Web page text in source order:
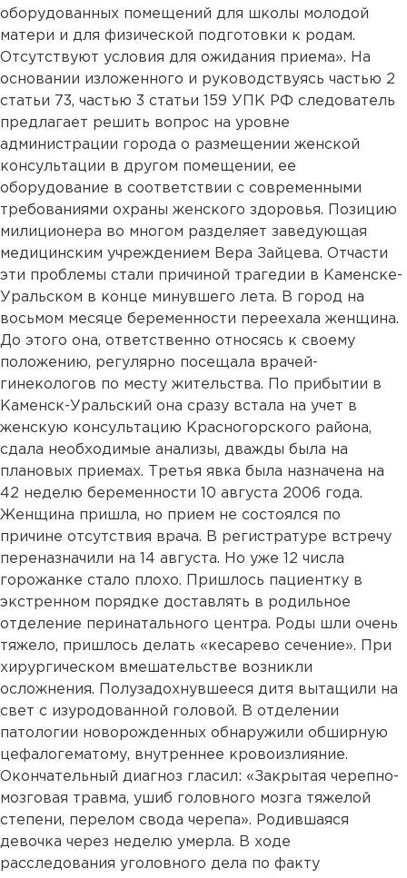
оборудованных помещений для школы молодой
матери и для физической подготовки к родам.
Отсутствуют условия для ожидания приема». На
основании изложенного и руководствуясь частью 2
статьи 73, частью 3 статьи 159 УПК РФ следователь
предлагает решить вопрос на уровне
администрации города о размещении женской
консультации в другом помещении, ее
оборудование в соответствии с современными
требованиями охраны женского здоровья. Позицию
милиционера во многом разделяет заведующая
медицинским учреждением Вера Зайцева. Отчасти
эти проблемы стали причиной трагедии в Каменске-
Уральском в конце минувшего лета. В город на
восьмом месяце беременности переехала женщина.
До этого она, ответственно относясь к своему
положению, регулярно посещала врачей-
гинекологов по месту жительства. По прибытии в
Каменск-Уральский она сразу встала на учет в
женскую консультацию Красногорского района,
сдала необходимые анализы, дважды была на
плановых приемах. Третья явка была назначена на
42 неделю беременности 10 августа 2006 года.
Женщина пришла, но прием не состоялся по
причине отсутствия врача. В регистратуре встречу
переназначили на 14 августа. Но уже 12 числа
горожанке стало плохо. Пришлось пациентку в
экстренном порядке доставлять в родильное
отделение перинатального центра. Роды шли очень
тяжело, пришлось делать «кесарево сечение». При
хирургическом вмешательстве возникли
осложнения. Полузадохнувшееся дитя вытащили на
свет с изуродованной головой. В отделении
патологии новорожденных обнаружили обширную
цефалогематому, внутреннее кровоизлияние.
Окончательный диагноз гласил: «Закрытая черепно-
мозговая травма, ушиб головного мозга тяжелой
степени, перелом свода черепа». Родившаяся
девочка через неделю умерла. В ходе
расследования уголовного дела по факту